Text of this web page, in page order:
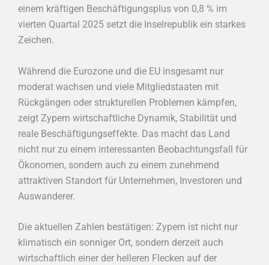
einem kräftigen Beschäftigungsplus von 0,8 % im
vierten Quartal 2025 setzt die Inselrepublik ein starkes
Zeichen.
Während die Eurozone und die EU insgesamt nur
moderat wachsen und viele Mitgliedstaaten mit
Rückgängen oder strukturellen Problemen kämpfen,
zeigt Zypern wirtschaftliche Dynamik, Stabilität und
reale Beschäftigungseffekte. Das macht das Land
nicht nur zu einem interessanten Beobachtungsfall für
Ökonomen, sondern auch zu einem zunehmend
attraktiven Standort für Unternehmen, Investoren und
Auswanderer.
Die aktuellen Zahlen bestätigen: Zypern ist nicht nur
klimatisch ein sonniger Ort, sondern derzeit auch
wirtschaftlich einer der helleren Flecken auf der